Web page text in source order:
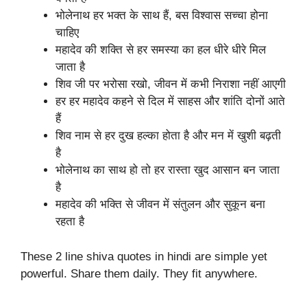
भोलेनाथ हर भक्त के साथ हैं, बस विश्वास सच्चा होना
चाहिए
महादेव की शक्ति से हर समस्या का हल धीरे धीरे मिल
जाता है
शिव जी पर भरोसा रखो, जीवन में कभी निराशा नहीं आएगी
हर हर महादेव कहने से दिल में साहस और शांति दोनों आते
हैं
शिव नाम से हर दुख हल्का होता है और मन में खुशी बढ़ती
है
भोलेनाथ का साथ हो तो हर रास्ता खुद आसान बन जाता
है
महादेव की भक्ति से जीवन में संतुलन और सुकून बना
रहता है
These 2 line shiva quotes in hindi are simple yet
powerful. Share them daily. They fit anywhere.